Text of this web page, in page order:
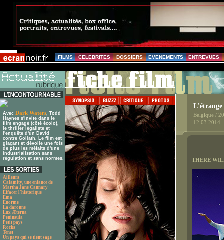
FILMS CELEBRITES DOSSIERS EVENEMENTS ENTREVUES
Avec Dark Waters, Todd
Haynes s'invite dans le
film engagé (côté écolo),
le thriller légaliste et
l'enquête d'un David
contre Goliath. Le film est
glaçant et dévoile une fois
de plus les méfaits d'une
industrialisation sans
régulation et sans normes.
Ailleurs
Calamity, une enfance de
Martha Jane Cannary
Effacer l'historique
Ema
Enorme
La daronne
Lux Æterna
Peninsula
Petit pays
Rocks
Tenet
Un pays qui se tient sage
L'étrange
Belgique /
12.03.2014
THERE